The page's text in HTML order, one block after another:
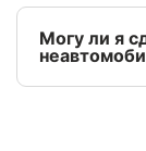
Могу ли я